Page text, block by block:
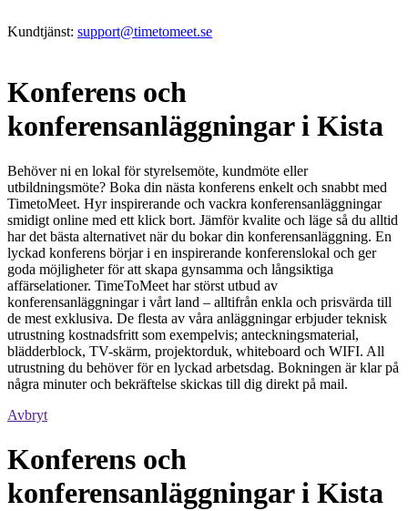
Kundtjänst: support@timetomeet.se
Konferens och
konferensanläggningar i Kista
Behöver ni en lokal för styrelsemöte, kundmöte eller
utbildningsmöte? Boka din nästa konferens enkelt och snabbt med
TimetoMeet. Hyr inspirerande och vackra konferensanläggningar
smidigt online med ett klick bort. Jämför kvalite och läge så du alltid
har det bästa alternativet när du bokar din konferensanläggning. En
lyckad konferens börjar i en inspirerande konferenslokal och ger
goda möjligheter för att skapa gynsamma och långsiktiga
affärselationer. TimeToMeet har störst utbud av
konferensanläggningar i vårt land – alltifrån enkla och prisvärda till
de mest exklusiva. De flesta av våra anläggningar erbjuder teknisk
utrustning kostnadsfritt som exempelvis; anteckningsmaterial,
blädderblock, TV-skärm, projektorduk, whiteboard och WIFI. All
utrustning du behöver för en lyckad arbetsdag. Bokningen är klar på
några minuter och bekräftelse skickas till dig direkt på mail.
Avbryt
Konferens och
konferensanläggningar i Kista